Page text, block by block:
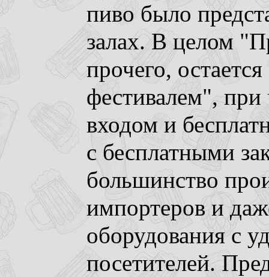
пиво было
залах. В целом
прочего,
фестивалем",
входом и
с бесплатными
большинство
импортеров и
оборудования с
посетителей.